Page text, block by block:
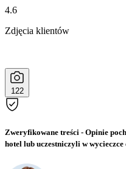
4.6
Zdjęcia klientów
122
Zweryfikowane treści - Opinie
hotel lub uczestniczyli w wycieczce